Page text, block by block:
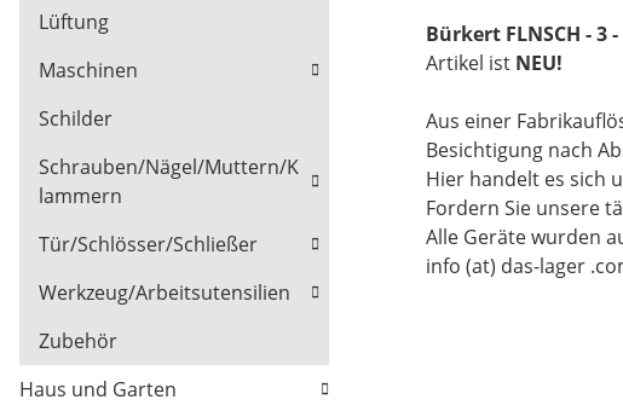
Bürkert FLNSCH - 3
Artikel ist NEU!
Aus einer
Besichtigung nach
Hier handelt es sich
Fordern Sie unsere
Alle Geräte wurden
info (at) das-lager
Lüftung
Maschinen
Schilder
Schrauben/Nägel/Muttern/K
lammern
Tür/Schlösser/Schließer
Werkzeug/Arbeitsutensilien
Zubehör
Haus und Garten